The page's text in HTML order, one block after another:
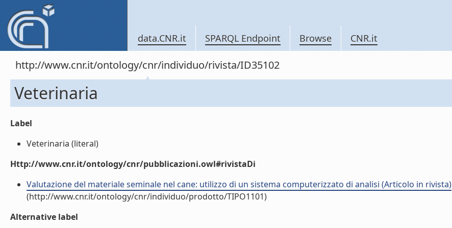
data.CNR.it SPARQL Endpoint Browse CNR.it
http://www.cnr.it/ontology/cnr/individuo/rivista/ID35102
Veterinaria
Label
Veterinaria (literal)
Http://www.cnr.it/ontology/cnr/pubblicazioni.owl#rivistaDi
Valutazione del materiale seminale nel cane: utilizzo di un sistema computerizzato di analisi (Articolo in rivista)
(http://www.cnr.it/ontology/cnr/individuo/prodotto/TIPO1101)
Alternative label